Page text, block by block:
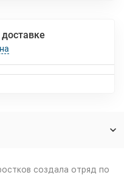
создала отряд по